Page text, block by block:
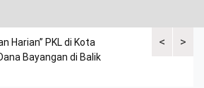
<
Harian” PKL di Kota
Bayangan di Balik
Untuk >